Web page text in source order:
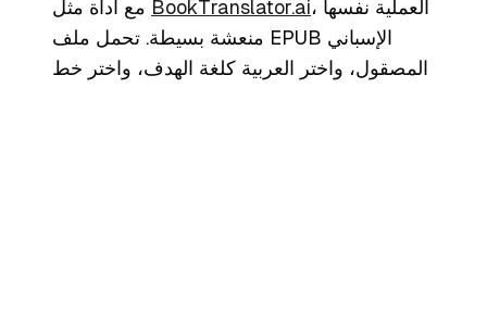
BookTranslator.ai، العملية نفسها
منعشة بسيطة. تحمل ملف EPUB الإسباني
المصقول، واختر العربية كلغة الهدف، واختر خط